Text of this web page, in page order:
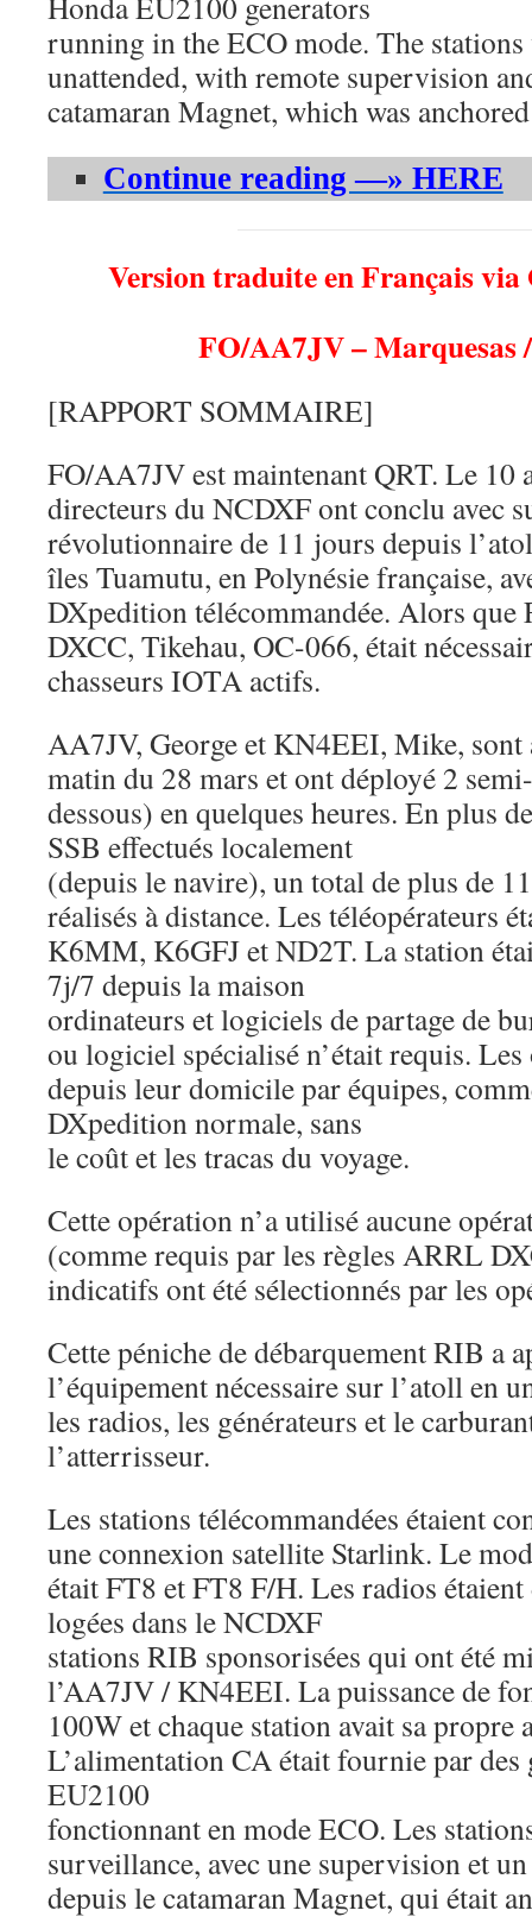
running in the ECO mode. The
unattended, with remote supervision
catamaran Magnet, which was
Continue reading —» HERE
Version traduite en Français via
FO/AA7JV – Marquesas
[RAPPORT SOMMAIRE]
FO/AA7JV est maintenant QRT. Le 10
directeurs du NCDXF ont conclu avec
révolutionnaire de 11 jours depuis
îles Tuamutu, en Polynésie française,
DXpedition télécommandée. Alors que
DXCC, Tikehau, OC-066, était
chasseurs IOTA actifs.
AA7JV, George et KN4EEI, Mike, sont
matin du 28 mars et ont déployé 2
dessous) en quelques heures. En plus
SSB effectués localement
(depuis le navire), un total de plus de
réalisés à distance. Les téléopérateurs
K6MM, K6GFJ et ND2T. La station
7j/7 depuis la maison
ordinateurs et logiciels de partage de
ou logiciel spécialisé n’était requis.
depuis leur domicile par équipes,
DXpedition normale, sans
le coût et les tracas du voyage.
Cette opération n’a utilisé aucune
(comme requis par les règles ARRL
indicatifs ont été sélectionnés par les
Cette péniche de débarquement RIB a
l’équipement nécessaire sur l’atoll en
les radios, les générateurs et le
l’atterrisseur.
Les stations télécommandées étaient
une connexion satellite Starlink. Le
était FT8 et FT8 F/H. Les radios
logées dans le NCDXF
stations RIB sponsorisées qui ont été
l’AA7JV / KN4EEI. La puissance de
100W et chaque station avait sa propre
L’alimentation CA était fournie par des
EU2100
fonctionnant en mode ECO. Les
surveillance, avec une supervision et
depuis le catamaran Magnet, qui était